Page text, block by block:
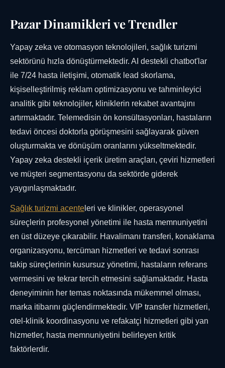
Pazar Dinamikleri ve Trendler
Yapay zeka ve otomasyon teknolojileri, sağlık turizmi
sektörünü hızla dönüştürmektedir. AI destekli chatbot'lar
ile 7/24 hasta iletişimi, otomatik lead skorlama,
kişiselleştirilmiş reklam optimizasyonu ve tahminleyici
analitik gibi teknolojiler, kliniklerin rekabet avantajını
artırmaktadır. Telemedisin ön konsültasyonları, hastaların
tedavi öncesi doktorla görüşmesini sağlayarak güven
oluşturmakta ve dönüşüm oranlarını yükseltmektedir.
Yapay zeka destekli içerik üretim araçları, çeviri hizmetleri
ve müşteri segmentasyonu da sektörde giderek
yaygınlaşmaktadır.
Sağlık turizmi acente leri ve klinikler, operasyonel
süreçlerin profesyonel yönetimi ile hasta memnuniyetini
en üst düzeye çıkarabilir. Havalimanı transferi, konaklama
organizasyonu, tercüman hizmetleri ve tedavi sonrası
takip süreçlerinin kusursuz yönetimi, hastaların referans
vermesini ve tekrar tercih etmesini sağlamaktadır. Hasta
deneyiminin her temas noktasında mükemmel olması,
marka itibarını güçlendirmektedir. VIP transfer hizmetleri,
otel-klinik koordinasyonu ve refakatçi hizmetleri gibi yan
hizmetler, hasta memnuniyetini belirleyen kritik
faktörlerdir.